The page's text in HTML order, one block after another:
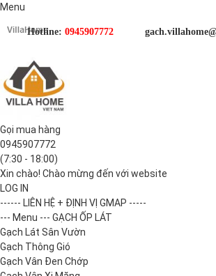
Menu
Hotline: 0945907772
Gọi mua hàng
0945907772
(7:30 - 18:00)
Xin chào! Chào mừng đến với website
LOG IN
------ LIÊN HỆ + ĐỊNH VỊ GMAP -----
--- Menu --- GẠCH ỐP LÁT
Gạch Lát Sân Vườn
Gạch Thông Gió
Gạch Vân Đen Chớp